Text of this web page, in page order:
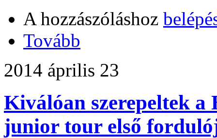
A hozzászóláshoz
Tovább
2014 április 23
Kiválóan szerepeltek a
junior tour első